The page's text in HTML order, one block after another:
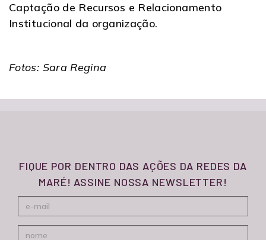
Captação de Recursos e Relacionamento
Institucional da organização.
Fotos: Sara Regina
FIQUE POR DENTRO DAS AÇÕES DA REDES DA
MARÉ! ASSINE NOSSA NEWSLETTER!